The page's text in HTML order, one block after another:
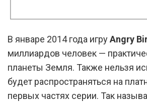
В январе 2014 года игруAngry
миллиардов человек —
планеты Земля. Также нельзя
будет распространяться на
первых частях серии. Так